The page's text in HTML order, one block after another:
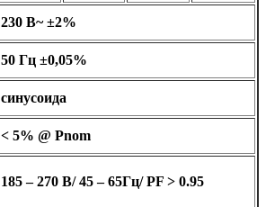
230 В~ ±2%
50 Гц ±0,05%
синусоида
< 5% @ Pnom
185 – 270 В/ 45 – 65Гц/ PF > 0.95